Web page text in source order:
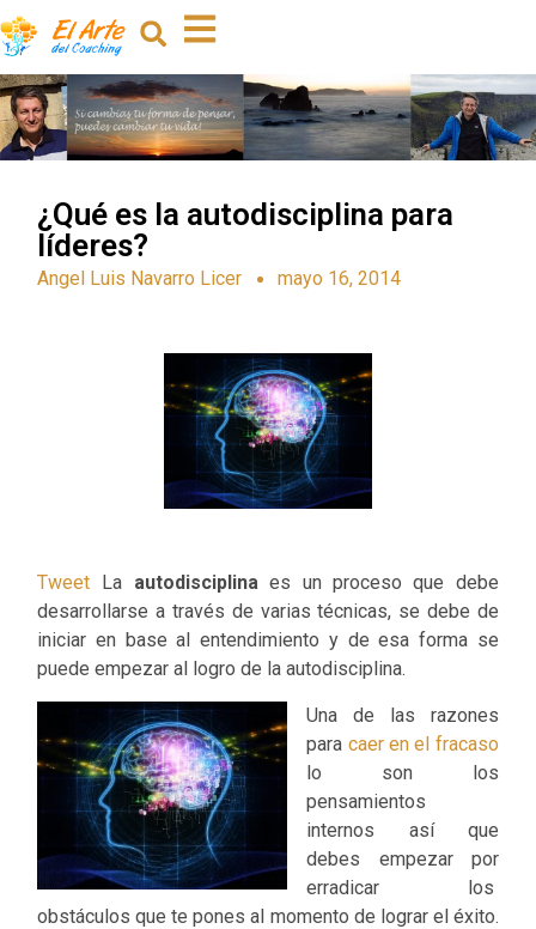
¿Qué es la autodisciplina para
líderes?
Angel Luis Navarro Licer mayo 16, 2014
Tweet La autodisciplinaes un proceso que debe
desarrollarse a través de varias técnicas, se debe de
iniciar en base al entendimiento y de esa forma se
puede empezar al logro de la autodisciplina.
Una de las razones
para caer en el fracaso
lo son los
pensamientos
internos así que
debes empezar por
erradicar los
obstáculos que te pones al momento de lograr el éxito.